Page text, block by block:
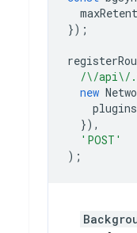
});
/\/api\/
new
plugins
}),
'POST'
);